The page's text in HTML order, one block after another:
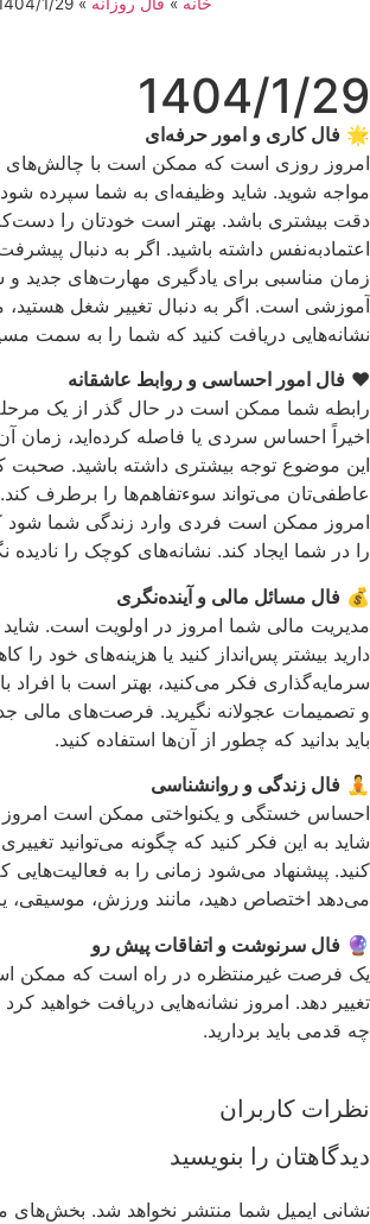
1404/1/29
🌟 فال کاری و امور حرفه‌ای
امروز روزی است که ممکن است با چالش‌های
مواجه شوید. شاید وظیفه‌ای به شما سپرده شود
دقت بیشتری باشد. بهتر است خودتان را
اعتمادبه‌نفس داشته باشید. اگر به دنبال
زمان مناسبی برای یادگیری مهارت‌های جدید
آموزشی است. اگر به دنبال تغییر شغل
نشانه‌هایی دریافت کنید که شما را به سمت
❤️ فال امور احساسی و روابط عاشقانه
رابطه شما ممکن است در حال گذر از یک
اخیراً احساس سردی یا فاصله کرده‌اید، زمان
این موضوع توجه بیشتری داشته باشید. صحبت
عاطفی‌تان می‌تواند سوءتفاهم‌ها را برطرف
امروز ممکن است فردی وارد زندگی شما
را در شما ایجاد کند. نشانه‌های کوچک را نادیده
💰 فال مسائل مالی و آینده‌نگری
مدیریت مالی شما امروز در اولویت است. شاید
دارید بیشتر پس‌انداز کنید یا هزینه‌های خود را
سرمایه‌گذاری فکر می‌کنید، بهتر است با افراد
و تصمیمات عجولانه نگیرید. فرصت‌های مالی
باید بدانید که چطور از آن‌ها استفاده کنید.
🧘 فال زندگی و روانشناسی
احساس خستگی و یکنواختی ممکن است امروز
شاید به این فکر کنید که چگونه می‌توانید
کنید. پیشنهاد می‌شود زمانی را به
می‌دهد اختصاص دهید، مانند ورزش، موسیقی،
🔮 فال سرنوشت و اتفاقات پیش رو
یک فرصت غیرمنتظره در راه است که ممکن
تغییر دهد. امروز نشانه‌هایی دریافت خواهید
چه قدمی باید بردارید.
نظرات کاربران
دیدگاهتان را بنویسید
نشانی ایمیل شما منتشر نخواهد شد. بخش‌های